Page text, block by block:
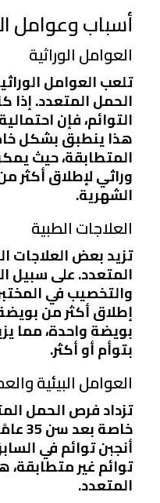
أسباب وعوامل
العوامل الوراثية
تلعب العوامل
الحمل المتعدد. إذا
التوائم، فإن
هذا ينطبق بشكل
المتطابقة، حيث
وراثي لإطلاق أكثر
الشهرية.
العلاجات الطبية
تزيد بعض العلاجات
المتعدد. على سبيل
إطلاق أكثر من
بويضة واحدة، مما
بتوأم أو أكثر.
العوامل البيئية
تزداد فرص الحمل
أنجبن توائم في
توائم غير
المتعدد.